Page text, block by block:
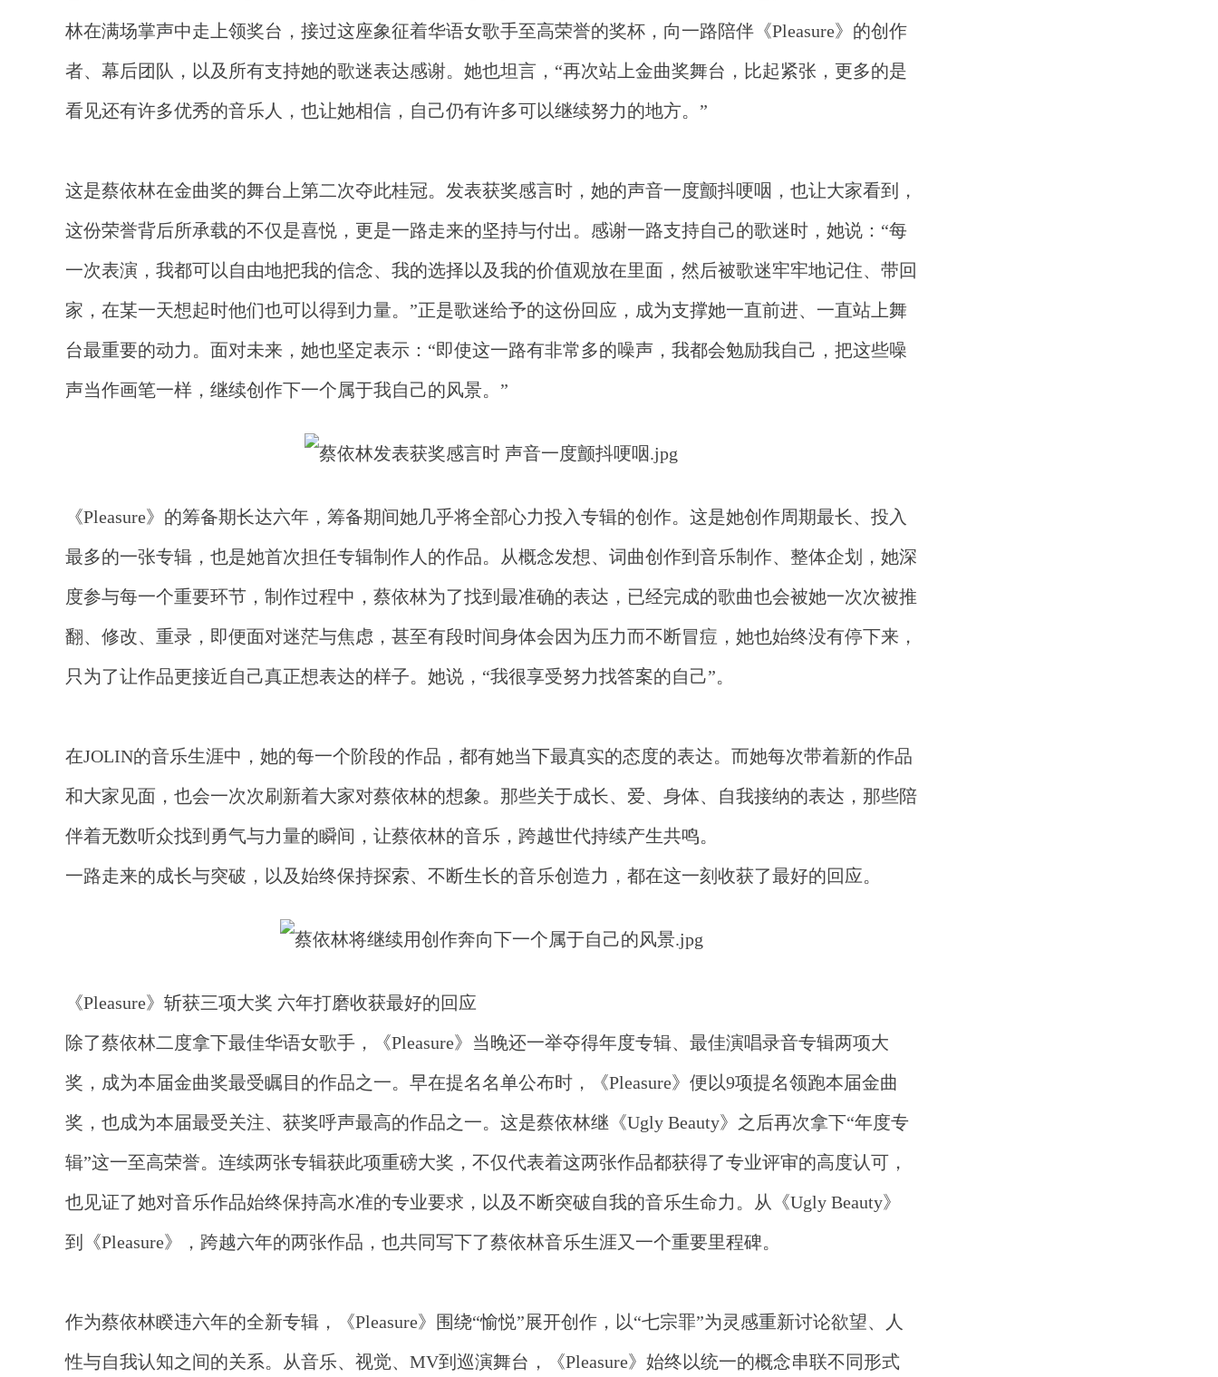
林在满场掌声中走上领奖台，接过这座象征着华语女歌手至高荣誉的奖杯，向一路陪伴《Pleasure》的创作
者、幕后团队，以及所有支持她的歌迷表达感谢。她也坦言，“再次站上金曲奖舞台，比起紧张，更多的是
看见还有许多优秀的音乐人，也让她相信，自己仍有许多可以继续努力的地方。”
这是蔡依林在金曲奖的舞台上第二次夺此桂冠。发表获奖感言时，她的声音一度颤抖哽咽，也让大家看到，
这份荣誉背后所承载的不仅是喜悦，更是一路走来的坚持与付出。感谢一路支持自己的歌迷时，她说： “每
一次表演，我都可以自由地把我的信念、我的选择以及我的价值观放在里面，然后被歌迷牢牢地记住、带回
家，在某一天想起时他们也可以得到力量。”正是歌迷给予的这份回应，成为支撑她一直前进、一直站上舞
台最重要的动力。面对未来，她也坚定表示：“即使这一路有非常多的噪声，我都会勉励我自己，把这些噪
声当作画笔一样，继续创作下一个属于我自己的风景。 ”
《Pleasure》的筹备期长达六年，筹备期间她几乎将全部心力投入专辑的创作。这是她创作周期最长、投入
最多的一张专辑，也是她首次担任专辑制作人的作品。从概念发想、词曲创作到音乐制作、整体企划，她深
度参与每一个重要环节，制作过程中，蔡依林为了找到最准确的表达，已经完成的歌曲也会被她一次次被推
翻、修改、重录，即便面对迷茫与焦虑，甚至有段时间身体会因为压力而不断冒痘，她也始终没有停下来，
只为了让作品更接近自己真正想表达的样子。她说，“我很享受努力找答案的自己”。
在JOLIN的音乐生涯中，她的每一个阶段的作品，都有她当下最真实的态度的表达。而她每次带着新的作品
和大家见面，也会一次次刷新着大家对蔡依林的想象。那些关于成长、爱、身体、自我接纳的表达，那些陪
伴着无数听众找到勇气与力量的瞬间，让蔡依林的音乐，跨越世代持续产生共鸣。
一路走来的成长与突破，以及始终保持探索、不断生长的音乐创造力，都在这一刻收获了最好的回应。
《Pleasure》斩获三项大奖 六年打磨收获最好的回应
除了蔡依林二度拿下最佳华语女歌手，《Pleasure》当晚还一举夺得年度专辑、最佳演唱录音专辑两项大
奖，成为本届金曲奖最受瞩目的作品之一。早在提名名单公布时，《Pleasure》便以9项提名领跑本届金曲
奖，也成为本届最受关注、获奖呼声最高的作品之一。这是蔡依林继《Ugly Beauty》之后再次拿下“年度专
辑”这一至高荣誉。连续两张专辑获此项重磅大奖，不仅代表着这两张作品都获得了专业评审的高度认可，
也见证了她对音乐作品始终保持高水准的专业要求，以及不断突破自我的音乐生命力。从《Ugly Beauty》
到《Pleasure》，跨越六年的两张作品，也共同写下了蔡依林音乐生涯又一个重要里程碑。
作为蔡依林睽违六年的全新专辑，《Pleasure》围绕“愉悦”展开创作，以“七宗罪”为灵感重新讨论欲望、人
性与自我认知之间的关系。从音乐、视觉、MV到巡演舞台，《Pleasure》始终以统一的概念串联不同形式